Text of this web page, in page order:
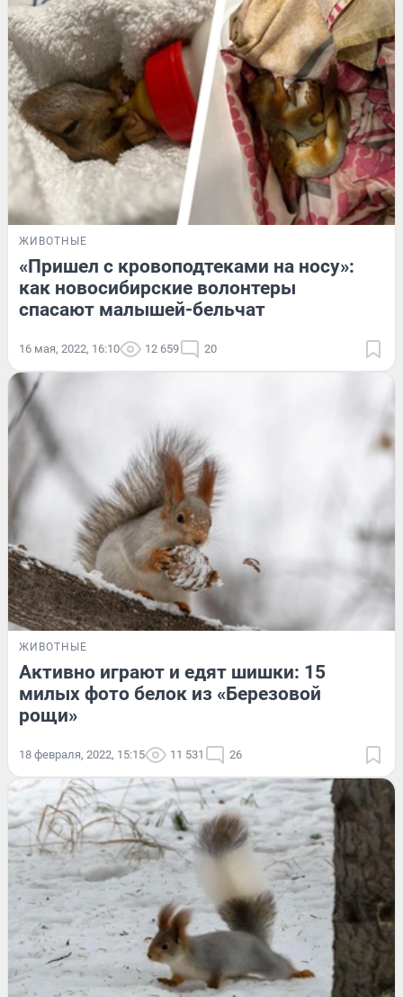
ЖИВОТНЫЕ
«Пришел с кровоподтеками на носу»:
как новосибирские волонтеры
спасают малышей-бельчат
16 мая, 2022, 16:10 12 659 20
ЖИВОТНЫЕ
Активно играют и едят шишки: 15
милых фото белок из «Березовой
рощи»
18 февраля, 2022, 15:15 11 531 26